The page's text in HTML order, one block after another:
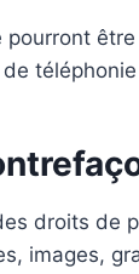
pourront
droits de
images,